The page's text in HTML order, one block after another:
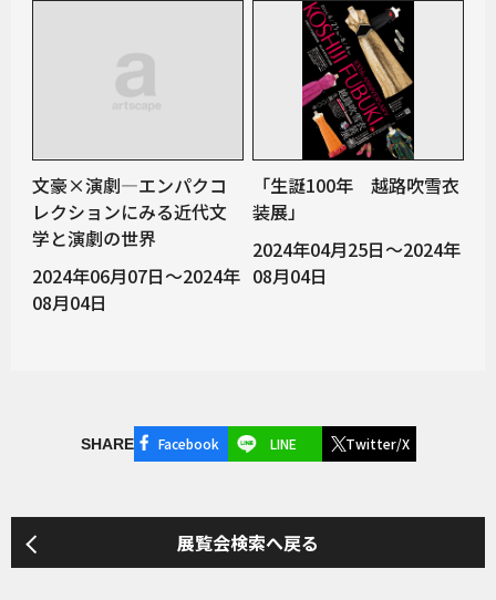
文豪×演劇―エンパクコ
レクションにみる近代文
学と演劇の世界
2024年06月07日～2024年
08月04日
「生誕100年 越路吹雪衣
装展」
2024年04月25日～2024年
08月04日
SHARE Facebook LINE Twitter/X
展覧会検索へ戻る